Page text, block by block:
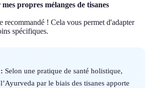
propres mélanges de tisanes
recommandé ! Cela vous permet d'adapter
spécifiques.
Selon une pratique de santé holistique,
par le biais des tisanes apporte